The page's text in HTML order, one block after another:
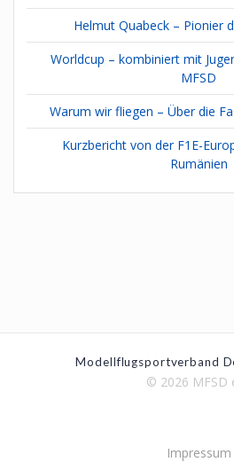
Helmut Quabeck – Pionier
Worldcup – kombiniert mit
MFSD
Warum wir fliegen – Über die
Kurzbericht von der F1E-
Rumänien
Modellflugsportverband
© 2026 MFSD
Impressum